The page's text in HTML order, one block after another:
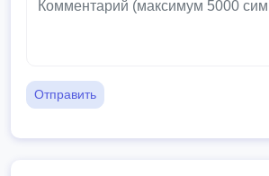
Отправить